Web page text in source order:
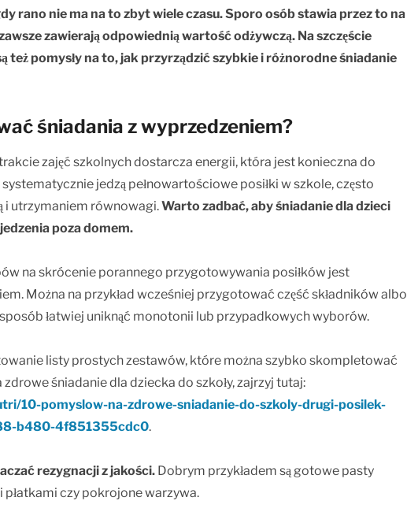
rano nie ma na to zbyt wiele czasu. Sporo osób stawia przez to na
zawierają odpowiednią wartość odżywczą. Na szczęście
pomysły na to, jak przyrządzić szybkie i różnorodne śniadanie
śniadania z wyprzedzeniem?
zajęć szkolnych dostarcza energii, która jest konieczna do
jedzą pełnowartościowe posiłki w szkole, często
i utrzymaniem równowagi.Warto zadbać, aby śniadanie dla dzieci
poza domem.
na skrócenie porannego przygotowywania posiłków jest
Można na przykład wcześniej przygotować część składników albo
łatwiej uniknąć monotonii lub przypadkowych wyborów.
listy prostych zestawów, które można szybko skompletować
zdrowe śniadanie dla dziecka do szkoły, zajrzyj tutaj:
10-pomyslow-na-zdrowe-sniadanie-do-szkoly-drugi-posilek-
b480-4f851355cdc0.
rezygnacji z jakości. Dobrym przykładem są gotowe pasty
czy pokrojone warzywa.